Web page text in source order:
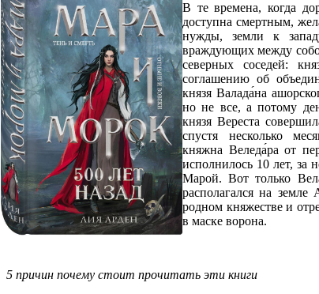
В те времена, когда
доступна смертным,
нужды, земли к
враждующих между
северных соседей:
соглашению об
князя Валада́на
но не все, а потому
князя Вереста
спустя несколько
княжна Веледа́ра от
исполнилось 10 лет,
Марой. Вот только
располагался на
родном княжестве и
в маске ворона.
5 причин почему стоит прочитать эти книги